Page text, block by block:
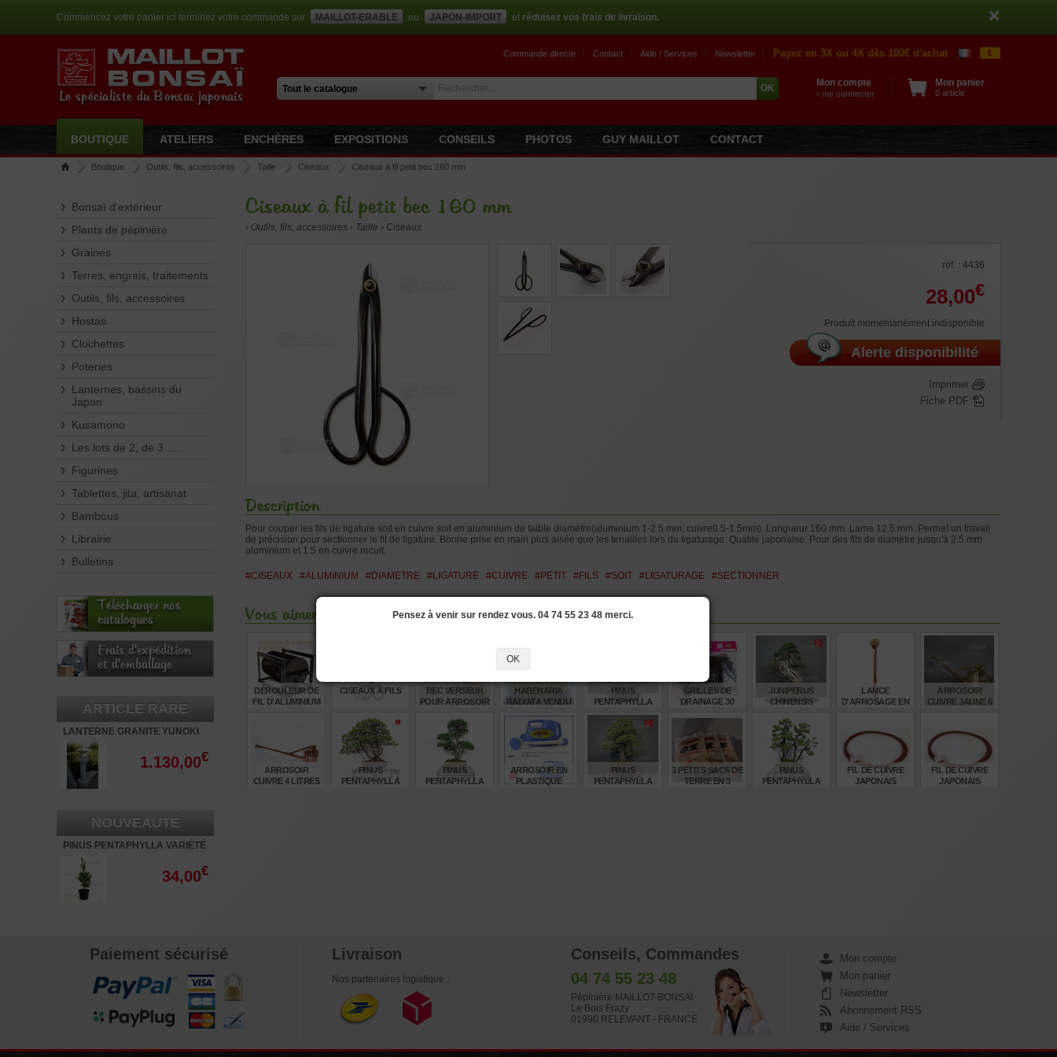
Commencez votre panier ici terminez votre commande sur MAILLOT-ERABLE ou JAPON-IMPORT et réduisez vos frais de livraison.
Le spécialiste du Bonsaï japonais
Commande directe Contact Aide / Services Newsletter Payez en 3X ou 4X dès 100€ d'achat €
Mon compte
› me connecter
Mon panier
0 article
BOUTIQUE ATELIERS ENCHÈRES EXPOSITIONS CONSEILS PHOTOS GUY MAILLOT CONTACT
Boutique Outils, fils, accessoires Taille Ciseaux Ciseaux à fil petit bec 160 mm
Bonsaï d'extérieur
Plants de pépinière
Graines
Terres, engrais, traitements
Outils, fils, accessoires
Hostas
Clochettes
Poteries
Lanternes, bassins du
Japon
Kusamono
Les lots de 2, de 3 .....
Figurines
Tablettes, jita, artisanat
Bambous
Librairie
Bulletins
Télécharger nos
catalogues
Frais d'expédition
et d'emballage
ARTICLE RARE
LANTERNE GRANITE YUNOKI
180 CM
1.130,00€
NOUVEAUTÉ
PINUS PENTAPHYLLA VARIÉTÉ
"RYU JU" POT 3 LITRES
34,00€
Ciseaux à fil petit bec 160 mm
› Outils, fils, accessoires › Taille › Ciseaux
ref. : 4436
28,00€
Produit momentanément indisponible
Alerte disponibilité
Imprimer
Fiche PDF
Description
Pour couper les fils de ligature soit en cuivre soit en aluminium de faible diamètre(aluminium 1-2.5 mm, cuivre0.5-1.5mm). Longueur 160 mm. Lame 12.5 mm. Permet un travail
de précision pour sectionner le fil de ligature. Bonne prise en main plus aisée que les tenailles lors du ligaturage. Qualité japonaise. Pour des fils de diamètre jusqu'à 2.5 mm
aluminium et 1.5 en cuivre recuit.
#CISEAUX #ALUMINIUM #DIAMETRE #LIGATURE #CUIVRE #PETIT #FILS #SOIT #LIGATURAGE #SECTIONNER
Vous aimerez aussi les produits suivants
DÉROULEUR DE
FIL D'ALUMINIUM
455,00
CISEAUX À FILS
27,00€
BEC VERSEUR
POUR ARROSOIR
12,00€
HABENARIA
RADIATA VENDU
BONSAI
16,00€
PINUS
PENTAPHYLLA
1.885,00
GRILLES DE
DRAINAGE 30
5,35€
JUNIPERUS
CHINENSIS
09020201
28.400,00€
LANCE
D'ARROSAGE EN
ARROSOIR
CUIVRE JAUNE 6
ARROSOIR
CUIVRE 4 LITRES
PINUS
PENTAPHYLLA
PINUS
PENTAPHYLLA
ARROSOIR EN
PLASTIQUE
PINUS
PENTAPHYLLA
3 PETITS SACS DE
TERRE EN 3
PINUS
PENTAPHYLLA
FIL DE CUIVRE
JAPONAIS
FIL DE CUIVRE
JAPONAIS
Paiement sécurisé Livraison
Nos partenaires logistique :
Conseils, Commandes
04 74 55 23 48
Pépinière MAILLOT-BONSAÏ
Le Bois Frazy
01990 RELEVANT - FRANCE
Mon compte
Mon panier
Newsletter
Abonnement RSS
Aide / Services
Pensez à venir sur rendez vous. 04 74 55 23 48 merci.
OK